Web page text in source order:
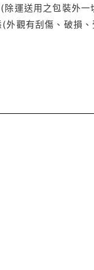
運送用之包裝外
觀有刮傷、破損